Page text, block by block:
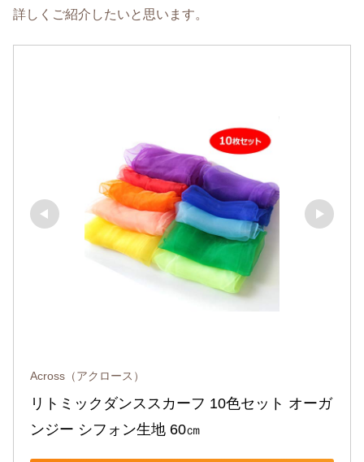
詳しくご紹介したいと思います。
Across（アクロース）
リトミックダンススカーフ 10色セット オーガ
ンジー シフォン生地 60㎝